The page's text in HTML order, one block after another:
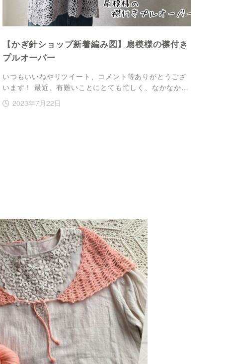
【かぎ針ショップ新着編み図】扇模様の襟付き
プルオーバー
いつもいいねやリツイート、コメント等ありがとうござ
います！ 最近、有難いことにとても忙しく、なかなか…
2023年7月22日